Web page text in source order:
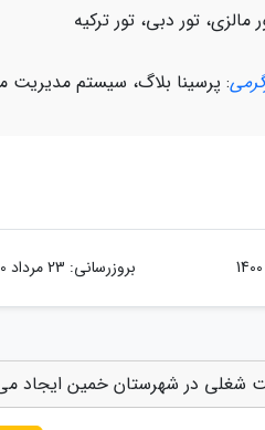
مالزی، تور دبی، تور ترکیه
: پرسینا بلاگ، سیستم مدیریت
بروزرسانی: 23 مرداد 1400